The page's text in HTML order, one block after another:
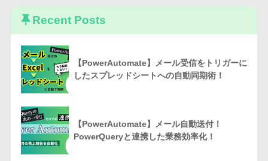
Recent Posts
【PowerAutomate】メール受信をトリガーに
したスプレッドシートへの自動同期術！
【PowerAutomate】メール自動送付！
PowerQueryと連携した業務効率化！